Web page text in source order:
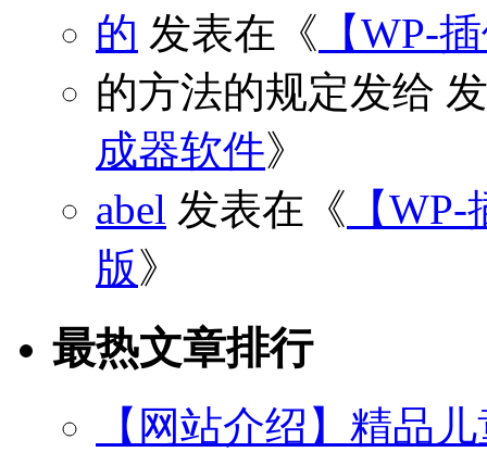
的 发表在《 【WP-
的方法的规定发给
成器软件》
abel 发表在《 【
版》
最热文章排行
【网站介绍】精品